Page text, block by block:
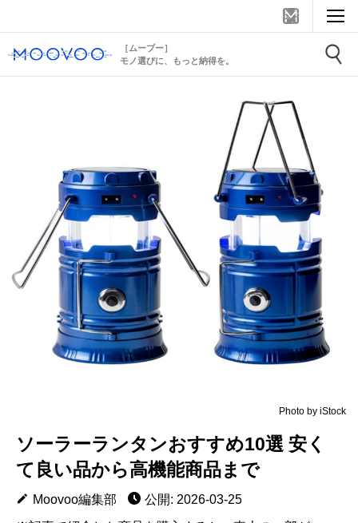
［ムーブー］
モノ選びに、もっと納得を。
Photo by iStock
ソーラーランタンおすすめ10選 安く
て良い品から高機能商品まで
Moovoo編集部
公開: 2026-03-25